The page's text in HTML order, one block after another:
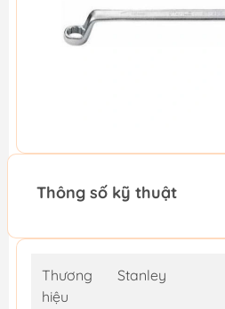
Thông số kỹ thuật
Thương
hiệu
Stanley